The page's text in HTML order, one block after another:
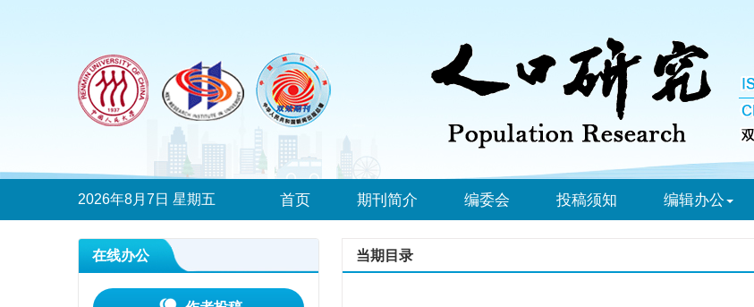
2026年8月7日 星期五 首页 期刊简介 编委会 投稿须知 编辑办公
在线办公 当期目录